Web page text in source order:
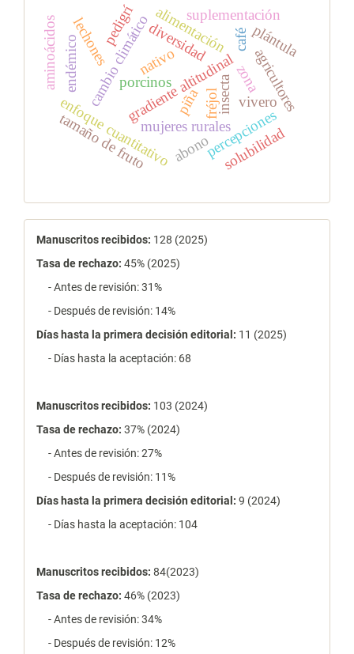
mujeres ruralespercepciones
cambio climáticogradiente altitudinal
enfoque cuantitativo
agricultores
alimentación
suplementación
porcinos
lechones
aminoácidos diversidad
insecta
endémico nativo
tamaño de fruto
piña
pedigrí
solubilidad
café
abono
plántula
vivero
fréjol
zona
estadísticas
Manuscritos recibidos: 128 (2025)
Tasa de rechazo: 45% (2025)
- Antes de revisión: 31%
- Después de revisión: 14%
Días hasta la primera decisión editorial: 11 (2025)
- Días hasta la aceptación: 68
Manuscritos recibidos: 103 (2024)
Tasa de rechazo: 37% (2024)
- Antes de revisión: 27%
- Después de revisión: 11%
Días hasta la primera decisión editorial: 9 (2024)
- Días hasta la aceptación: 104
Manuscritos recibidos: 84(2023)
Tasa de rechazo: 46% (2023)
- Antes de revisión: 34%
- Después de revisión: 12%